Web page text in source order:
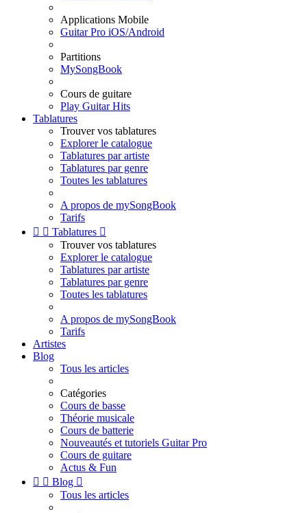
Applications Mobile
Guitar Pro iOS/Android
Partitions
MySongBook
Cours de guitare
Play Guitar Hits
Tablatures
Trouver vos tablatures
Explorer le catalogue
Tablatures par artiste
Tablatures par genre
Toutes les tablatures
A propos de mySongBook
Tarifs
  Tablatures 
Trouver vos tablatures
Explorer le catalogue
Tablatures par artiste
Tablatures par genre
Toutes les tablatures
A propos de mySongBook
Tarifs
Artistes
Blog
Tous les articles
Catégories
Cours de basse
Théorie musicale
Cours de batterie
Nouveautés et tutoriels Guitar Pro
Cours de guitare
Actus & Fun
  Blog 
Tous les articles